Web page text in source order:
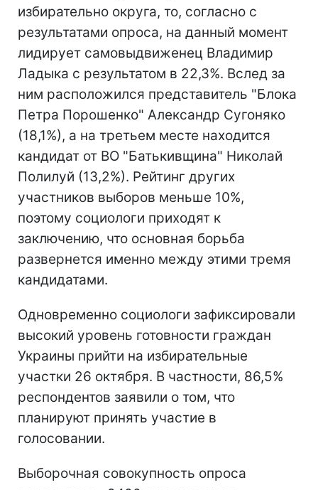
избирательно округа, то, согласно с
результатами опроса, на данный момент
лидирует самовыдвиженец Владимир
Ладыка с результатом в 22,3%. Вслед за
ним расположился представитель "Блока
Петра Порошенко" Александр Сугоняко
(18,1%), а на третьем месте находится
кандидат от ВО "Батькивщина" Николай
Полилуй (13,2%). Рейтинг других
участников выборов меньше 10%,
поэтому социологи приходят к
заключению, что основная борьба
развернется именно между этими тремя
кандидатами.
Одновременно социологи зафиксировали
высокий уровень готовности граждан
Украины прийти на избирательные
участки 26 октября. В частности, 86,5%
респондентов заявили о том, что
планируют принять участие в
голосовании.
Выборочная совокупность опроса